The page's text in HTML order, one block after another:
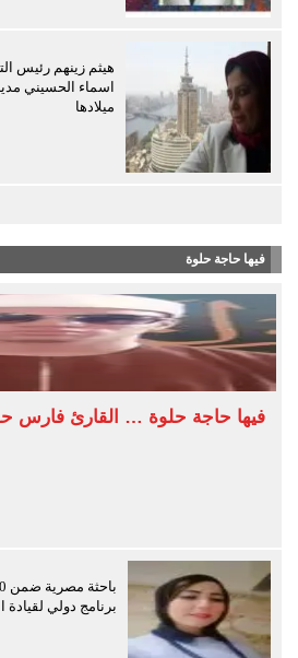
هيثم زينهم رئيس
اسماء الحسيني
ميلادها
فيها حاجة حلوة
فيها حاجة حلوة … القارئ فارس
برنامج دولي لقيادة